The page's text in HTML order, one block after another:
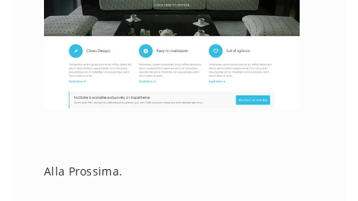
Alla Prossima.